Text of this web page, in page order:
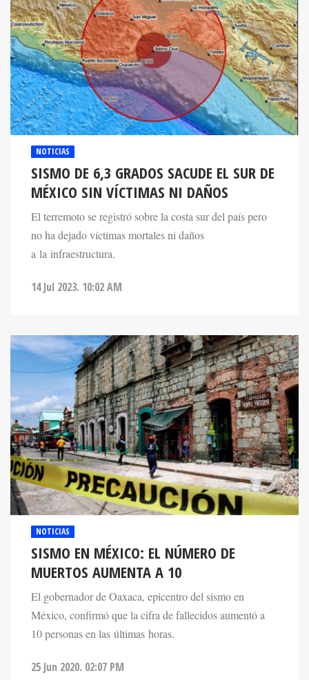
NOTICIAS
SISMO DE 6,3 GRADOS SACUDE EL SUR DE
MÉXICO SIN VÍCTIMAS NI DAÑOS
El terremoto se registró sobre la costa sur del país pero
no ha dejado víctimas mortales ni daños
a la infraestructura.
14 Jul 2023. 10:02 AM
NOTICIAS
SISMO EN MÉXICO: EL NÚMERO DE
MUERTOS AUMENTA A 10
El gobernador de Oaxaca, epicentro del sismo en
México, confirmó que la cifra de fallecidos aumentó a
10 personas en las últimas horas.
25 Jun 2020. 02:07 PM